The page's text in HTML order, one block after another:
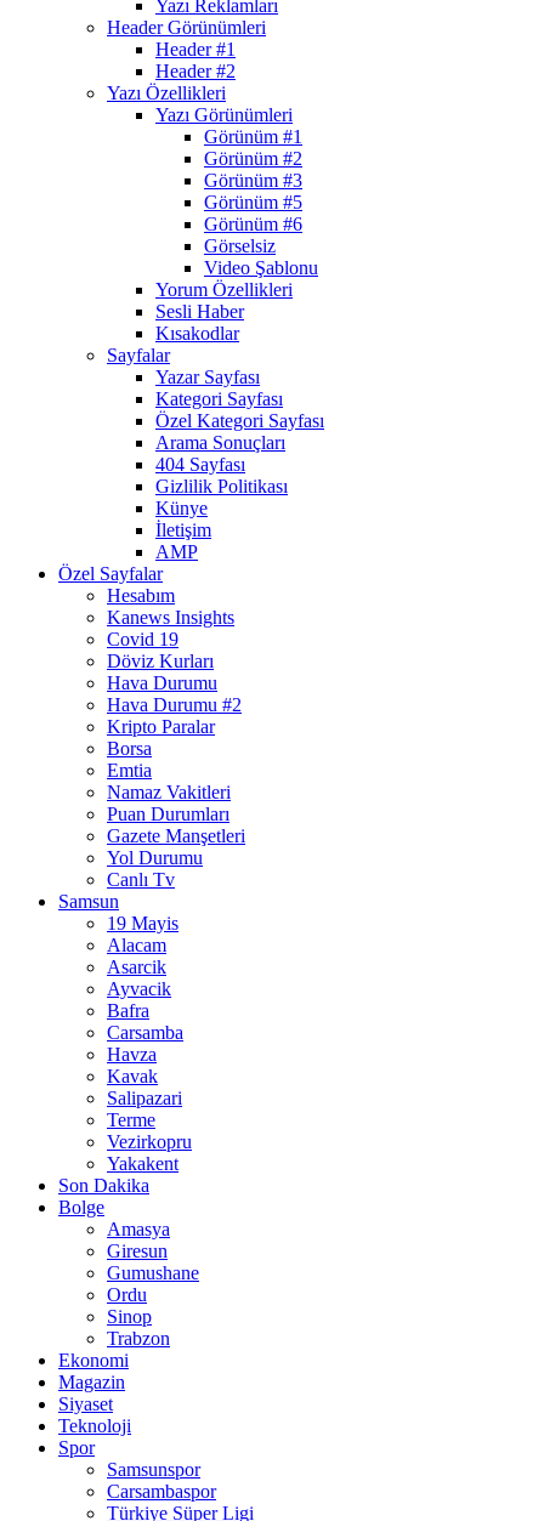
Yazı Reklamları
Header Görünümleri
Header #1
Header #2
Yazı Özellikleri
Yazı Görünümleri
Görünüm #1
Görünüm #2
Görünüm #3
Görünüm #5
Görünüm #6
Görselsiz
Video Şablonu
Yorum Özellikleri
Sesli Haber
Kısakodlar
Sayfalar
Yazar Sayfası
Kategori Sayfası
Özel Kategori Sayfası
Arama Sonuçları
404 Sayfası
Gizlilik Politikası
Künye
İletişim
AMP
Özel Sayfalar
Hesabım
Kanews Insights
Covid 19
Döviz Kurları
Hava Durumu
Hava Durumu #2
Kripto Paralar
Borsa
Emtia
Namaz Vakitleri
Puan Durumları
Gazete Manşetleri
Yol Durumu
Canlı Tv
Samsun
19 Mayis
Alacam
Asarcik
Ayvacik
Bafra
Carsamba
Havza
Kavak
Salipazari
Terme
Vezirkopru
Yakakent
Son Dakika
Bolge
Amasya
Giresun
Gumushane
Ordu
Sinop
Trabzon
Ekonomi
Magazin
Siyaset
Teknoloji
Spor
Samsunspor
Carsambaspor
Türkiye Süper Ligi